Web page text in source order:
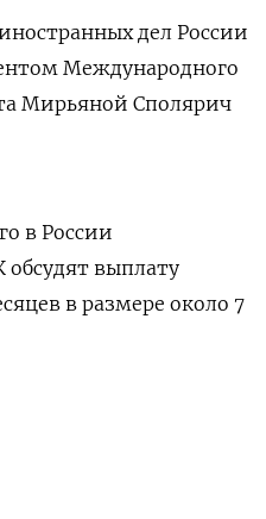
дел России
Международного
Мирьяной Сполярич
в России
выплату
в размере около 7